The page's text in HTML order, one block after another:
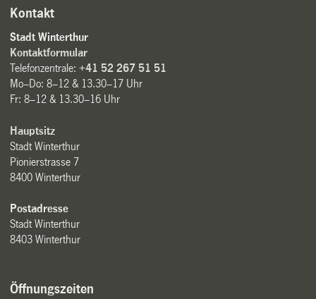
Kontakt
Stadt Winterthur
Kontaktformular
Telefonzentrale:+41 52 267 51 51
Mo–Do: 8–12 & 13.30–17 Uhr
Fr: 8–12 & 13.30–16 Uhr
Hauptsitz
Stadt Winterthur
Pionierstrasse 7
8400 Winterthur
Postadresse
Stadt Winterthur
8403 Winterthur
Öffnungszeiten